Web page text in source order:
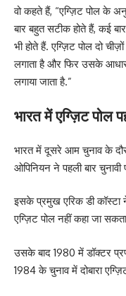
वो कहते हैं, “एग्ज़िट पोल के
बार बहुत सटीक होते हैं, कई
भी होते हैं. एग्ज़िट पोल दो
लगाता है और फिर उसके आधार
लगाया जाता है.”
भारत में एग्ज़िट पोल
भारत में दूसरे आम चुनाव के
ओपिनियन ने पहली बार चुनावी
इसके प्रमुख एरिक डी कॉस्टा
एग्ज़िट पोल नहीं कहा जा
उसके बाद 1980 में डॉक्टर
1984 के चुनाव में दोबारा